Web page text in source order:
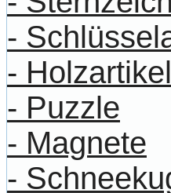
-
- Holzartikel
- Puzzle
- Magnete
-